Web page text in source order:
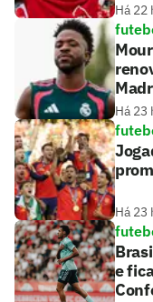
Há 22
Há 23
Há 23
e